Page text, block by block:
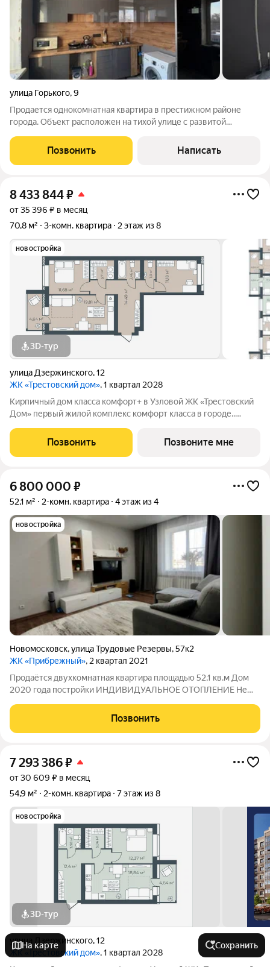
улица Горького,9
Продается однокомнатная квартира в престижном районе
города. Объект расположен на тихой улице с развитой
банки, супермаркеты и кафе. Остановки общественного
транспорта в шаговой доступности, что
Позвонить Написать
8 433 844₽
от 35 396 ₽ в месяц
70,8 м²
3-комн. квартира 2 этаж из 8
новостройка
3D-тур
улица Дзержинского,12
ЖК «Трестовский дом», 1 квартал 2028
Кирпичный дом класса комфорт+ в Узловой ЖК «Трестовский
Дом» первый жилой комплекс комфорт класса в городе..
Кирпично-монолитный дом выполнен в современном стиле, с
теплым натуральным кирпичом
Позвонить Позвоните мне
6 800 000 ₽
52,1 м² 2-комн. квартира 4 этаж из 4
новостройка
Новомосковск,улица Трудовые Резервы,57к2
ЖК «Прибрежный», 2 квартал 2021
Продаётся двухкомнатная квартира площадью 52,1 кв.м Дом
2020 года постройки ИНДИВИДУАЛЬНОЕ ОТОПЛЕНИЕ Не
планировка Состояние отличное Натяжной потолок На полу
ламинат (стяжка ) Санузел совмещённый
Позвонить
7 293 386₽
от 30 609 ₽ в месяц
54,9 м²
2-комн. квартира 7 этаж из 8
новостройка
3D-тур
улица Дзержинского,12
ЖК «Трестовский дом», 1 квартал 2028
На карте Сохранить